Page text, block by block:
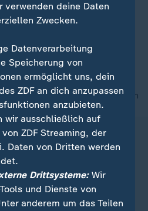
wieder schwere Fake-
Presse. Rund dreihundert
jetzt gegen die Angriffe.
nach oben
verwenden deine Daten
Zwecken.
Datenverarbeitung
Speicherung von
ermöglicht uns, dein
ZDF an dich anzupassen
anzubieten.
wir ausschließlich auf
ZDF Streaming, der
Daten von Dritten werden
Drittsysteme:Wir
und Dienste von
anderem um das Teilen